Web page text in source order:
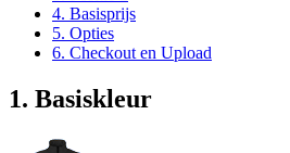
4. Basisprijs
5. Opties
6. Checkout en Upload
1. Basiskleur